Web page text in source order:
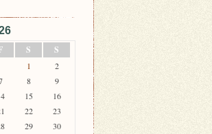
S S
1
2
8
9
15
16
22
23
29
30